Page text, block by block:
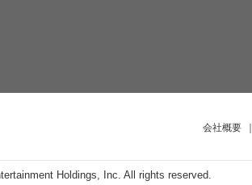
会社概要 ｜
Holdings, Inc. All rights reserved.